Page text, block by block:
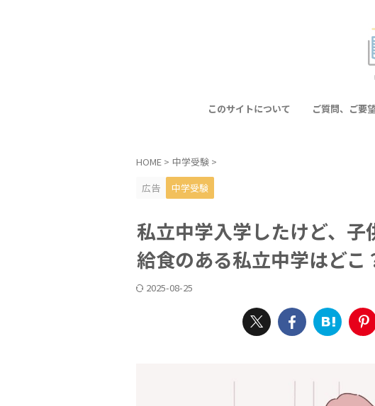
このサイトについて ご質問、ご要
HOME > 中学受験 >
広告
中学受験
私立中学入学したけど、子
給食のある私立中学はどこ
2025-08-25